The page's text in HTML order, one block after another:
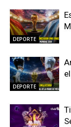
DEPORTE
DEPORTE